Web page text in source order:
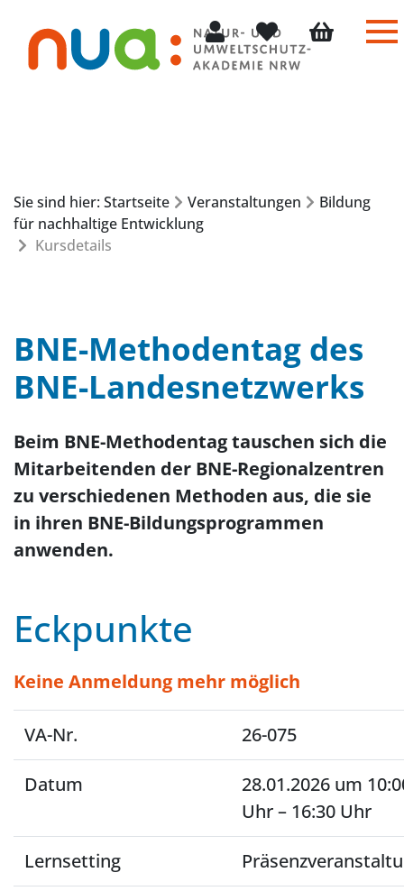
Mein KontoMerklisteWarenkorb
Sie sind hier: Startseite Veranstaltungen
Bildung
für nachhaltige Entwicklung
Kursdetails
BNE-Methodentag des
BNE-Landesnetzwerks
Beim BNE-Methodentag tauschen sich die
Mitarbeitenden der BNE-Regionalzentren
zu verschiedenen Methoden aus, die sie
in ihren BNE-Bildungsprogrammen
anwenden.
Eckpunkte
Keine Anmeldung mehr möglich
VA-Nr. 26-075
Datum
28.01.2026 um
Uhr – 16:30 Uhr
Lernsetting